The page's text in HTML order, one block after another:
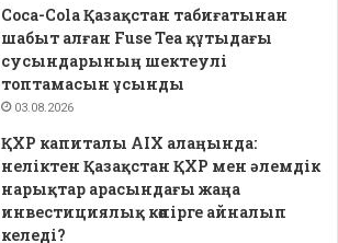
Coca-Cola Қазақстан табиғатынан
шабыт алған Fuse Tea құтыдағы
сусындарының шектеулі
топтамасын ұсынды
03.08.2026
ҚХР капиталы AIX алаңында:
неліктен Қазақстан ҚХР мен әлемдік
нарықтар арасындағы жаңа
инвестициялық көпірге айналып
келеді?